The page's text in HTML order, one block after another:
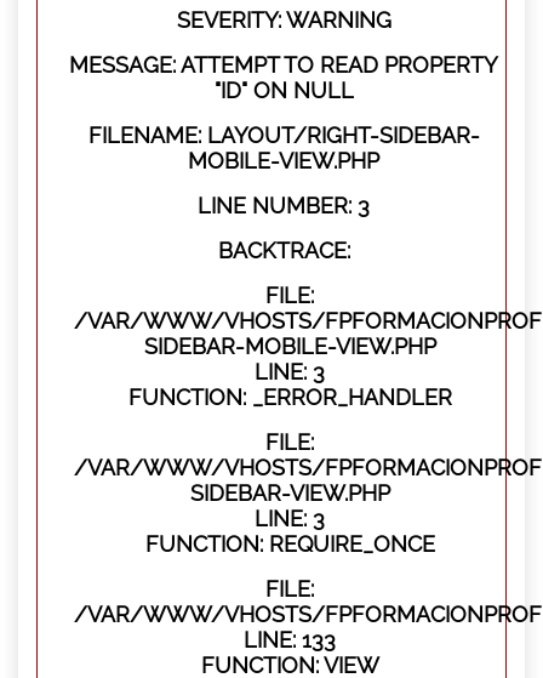
SEVERITY: WARNING
MESSAGE: ATTEMPT TO READ PROPERTY
"ID" ON NULL
FILENAME: LAYOUT/RIGHT-SIDEBAR-
MOBILE-VIEW.PHP
LINE NUMBER: 3
BACKTRACE:
FILE:
/VAR/WWW/VHOSTS/
SIDEBAR-MOBILE-VIEW.PHP
LINE: 3
FUNCTION: _ERROR_HANDLER
FILE:
/VAR/WWW/VHOSTS/
SIDEBAR-VIEW.PHP
LINE: 3
FUNCTION: REQUIRE_ONCE
FILE:
/VAR/WWW/VHOSTS/
LINE: 133
FUNCTION: VIEW